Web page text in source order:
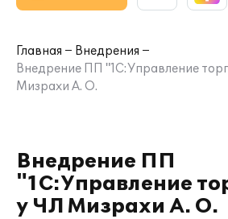
Главная
Внедрения
Внедрение ПП "1С:Управление
Мизрахи А. О.
Внедрение ПП
"1С:Управление
у ЧЛ Мизрахи А. О.